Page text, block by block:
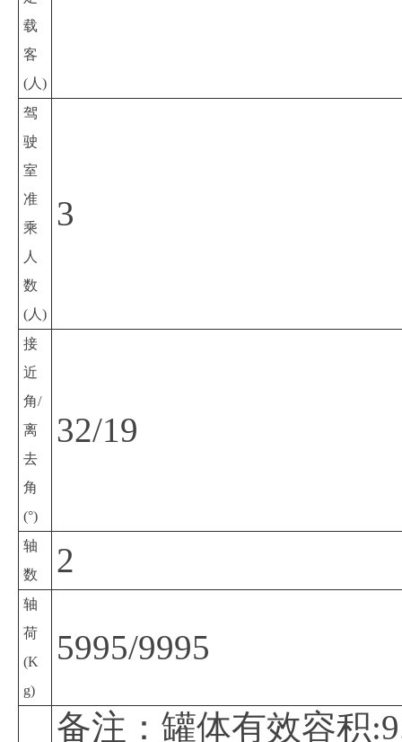
载
客
(人)
驾
驶
室
准
乘
人
数
(人)
3
接
近
角/
离
去
角
(°)
32/19
轴
数
2
轴
荷
(K
g)
5995/9995
备注：罐体有效容积